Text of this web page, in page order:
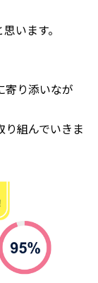
います。
寄り添いなが
組んでいきま